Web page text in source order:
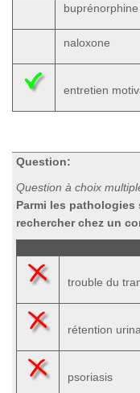
buprénorphine
naloxone
entretien
Question:
Question à choix
Parmi les
rechercher chez un
trouble du
rétention
psoriasis